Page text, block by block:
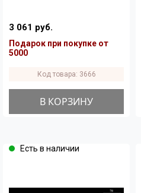
3 061 руб.
Подарок при покупке от
5000
Код товара: 3666
В КОРЗИНУ
Есть в наличии